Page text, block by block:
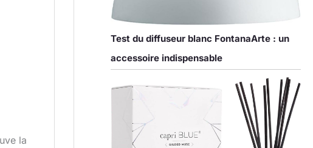
la
Test du diffuseur blanc FontanaArte : un
accessoire indispensable